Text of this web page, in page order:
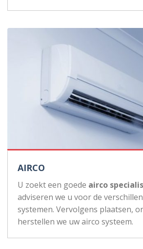
AIRCO
U zoekt een goede airco
adviseren we u voor de
systemen. Vervolgens plaatsen,
herstellen we uw airco systeem.